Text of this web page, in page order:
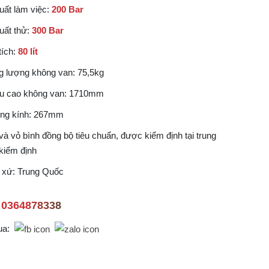
làm việc: 200 Bar
thử: 300 Bar
80 lít
lượng không van: 75,5kg
cao không van: 1710mm
kính: 267mm
vỏ bình đồng bộ tiêu chuẩn, được kiểm định tại trung
định
xứ: Trung Quốc
0364878338